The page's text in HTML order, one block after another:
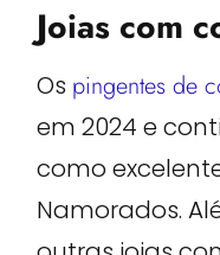
Joias com
Os pingentes de
em 2024 e
como
Namorados.